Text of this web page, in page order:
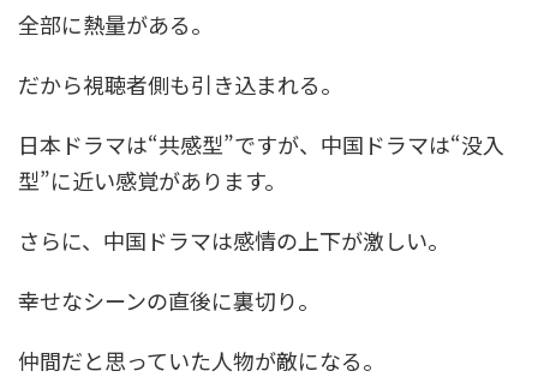
全部に熱量がある。
だから視聴者側も引き込まれる。
日本ドラマは“共感型”ですが、中国ドラマは“没入
型”に近い感覚があります。
さらに、中国ドラマは感情の上下が激しい。
幸せなシーンの直後に裏切り。
仲間だと思っていた人物が敵になる。